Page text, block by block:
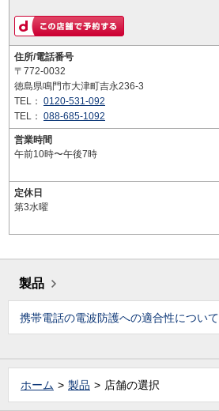
住所/電話番号
〒772-0032
徳島県鳴門市大津町吉永236-3
TEL： 0120-531-092
TEL： 088-685-1092
営業時間
午前10時〜午後7時
定休日
第3水曜
製品
携帯電話の電波防護への適合性について
ホーム 製品 店舗の選択